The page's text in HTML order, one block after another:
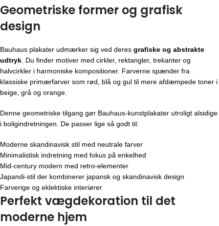
Geometriske former og grafisk
design
Bauhaus plakater udmærker sig ved deres grafiske og abstrakte
udtryk . Du finder motiver med cirkler, rektangler, trekanter og
halvcirkler i harmoniske kompositioner. Farverne spænder fra
klassiske primærfarver som rød, blå og gul til mere afdæmpede toner i
beige, grå og orange.
Denne geometriske tilgang gør Bauhaus-kunstplakater utroligt alsidige
i boligindretningen. De passer lige så godt til:
Moderne skandinavisk stil med neutrale farver
Minimalistisk indretning med fokus på enkelhed
Mid-century modern med retro-elementer
Japandi-stil der kombinerer japansk og skandinavisk design
Farverige og eklektiske interiører
Perfekt vægdekoration til det
moderne hjem